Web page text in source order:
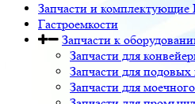
Запчасти и комплектующие
Гастроемкости
Запчасти к
Запчасти для
Запчасти для подовых
Запчасти для